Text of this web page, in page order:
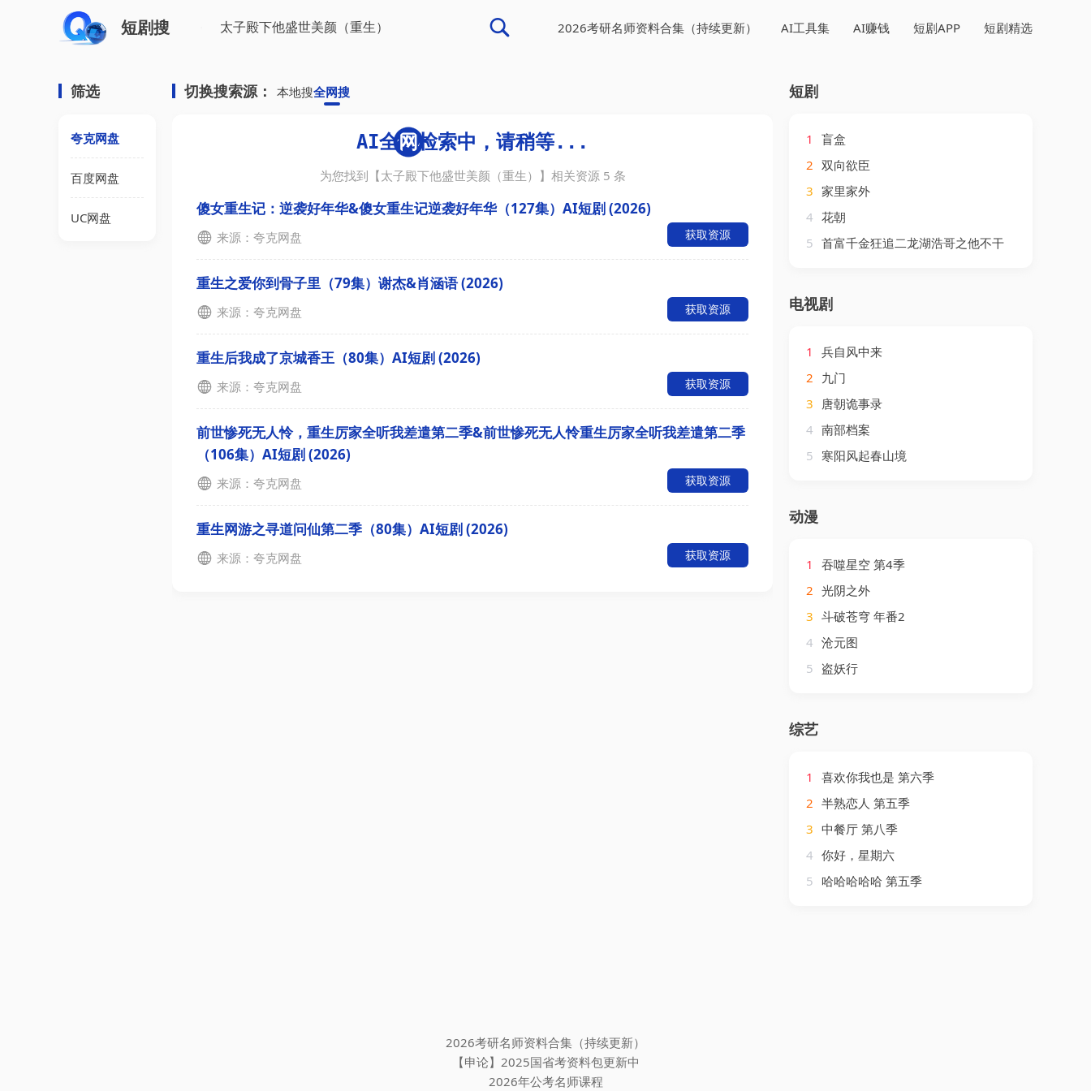
短剧搜 2026考研名师资料合集（持续更新） AI工具集 AI赚钱 短剧APP 短剧精选
筛选
夸克网盘
百度网盘
UC网盘
切换搜索源： 本地搜全网搜
为您找到【太子殿下他盛世美颜（重生） 】相关资源5 条
傻女重生记：逆袭好年华&傻女重生记逆袭好年华（127集）AI短剧 (2026)
来源：夸克网盘 获取资源
重生之爱你到骨子里（79集）谢杰&肖涵语 (2026)
来源：夸克网盘 获取资源
重生后我成了京城香王（80集）AI短剧 (2026)
来源：夸克网盘 获取资源
前世惨死无人怜，重生厉家全听我差遣第二季&前世惨死无人怜重生厉家全听我差遣第二季
（106集）AI短剧 (2026)
来源：夸克网盘 获取资源
重生网游之寻道问仙第二季（80集）AI短剧 (2026)
来源：夸克网盘 获取资源
短剧
1
盲盒
2 双向欲臣
3 家里家外
4 花朝
5 首富千金狂追二龙湖浩哥之他不干
电视剧
1
兵自风中来
2 九门
3 唐朝诡事录
4 南部档案
5 寒阳风起春山境
动漫
1
吞噬星空 第4季
2 光阴之外
3 斗破苍穹 年番2
4 沧元图
5 盗妖行
综艺
1
喜欢你我也是 第六季
2 半熟恋人 第五季
3 中餐厅 第八季
4 你好，星期六
5 哈哈哈哈哈 第五季
2026考研名师资料合集（持续更新）
【申论】2025国省考资料包更新中
2026年公考名师课程